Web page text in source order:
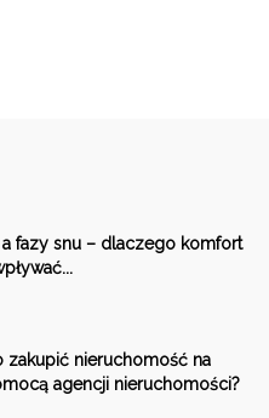
a fazy snu – dlaczego komfort
zakupić nieruchomość na
agencji nieruchomości?